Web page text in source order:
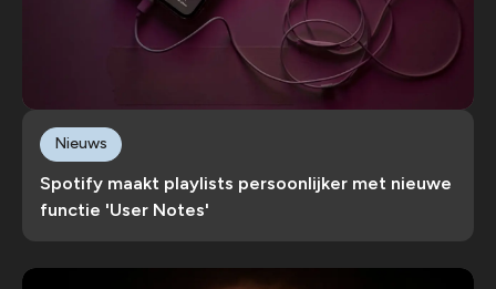
Spotify maakt playlists persoonlijker met nieuwe
functie 'User Notes'
Nieuws